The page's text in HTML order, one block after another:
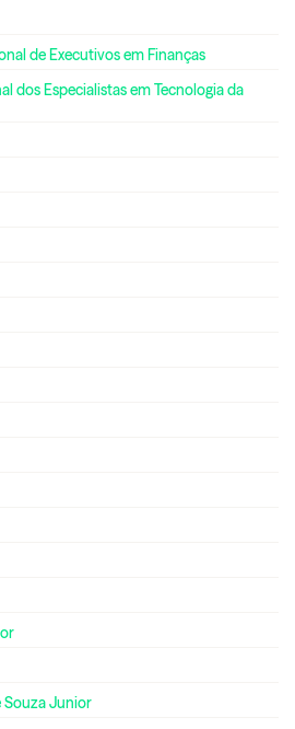
de Executivos em Finanças
dos Especialistas em Tecnologia da
Souza Junior